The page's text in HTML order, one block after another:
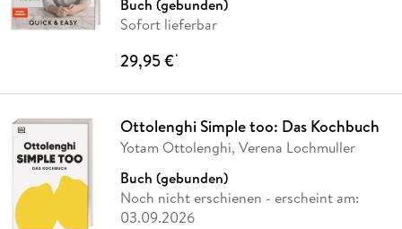
Buch (gebunden)
Sofort lieferbar
29,95 €*
Ottolenghi Simple too: Das Kochbuch
Yotam Ottolenghi, Verena Lochmuller
Buch (gebunden)
Noch nicht erschienen - erscheint am:
03.09.2026